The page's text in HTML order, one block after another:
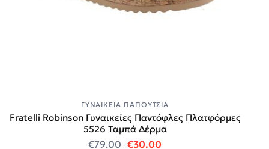
ΓΥΝΑΙΚΕΊΑ ΠΑΠΟΎΤΣΙΑ
Fratelli Robinson Γυναικείες Παντόφλες Πλατφόρμες
5526 Ταμπά Δέρμα
€79.00 Original price was: €79.00.
€30.00Η τρέχουσα τιμή